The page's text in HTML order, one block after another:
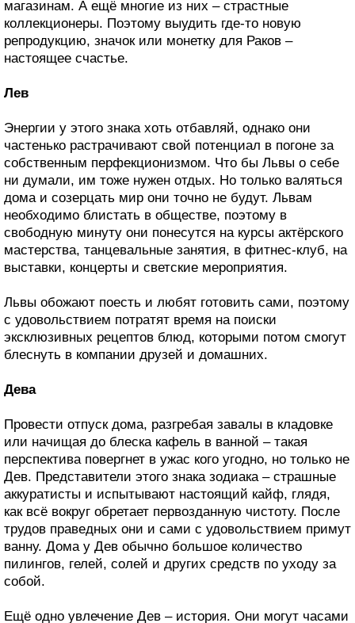
магазинам. А ещё многие из них – страстные
коллекционеры. Поэтому выудить где-то новую
репродукцию, значок или монетку для Раков –
настоящее счастье.
Лев
Энергии у этого знака хоть отбавляй, однако они
частенько растрачивают свой потенциал в погоне за
собственным перфекционизмом. Что бы Львы о себе
ни думали, им тоже нужен отдых. Но только валяться
дома и созерцать мир они точно не будут. Львам
необходимо блистать в обществе, поэтому в
свободную минуту они понесутся на курсы актёрского
мастерства, танцевальные занятия, в фитнес-клуб, на
выставки, концерты и светские мероприятия.
Львы обожают поесть и любят готовить сами, поэтому
с удовольствием потратят время на поиски
эксклюзивных рецептов блюд, которыми потом смогут
блеснуть в компании друзей и домашних.
Дева
Провести отпуск дома, разгребая завалы в кладовке
или начищая до блеска кафель в ванной – такая
перспектива повергнет в ужас кого угодно, но только не
Дев. Представители этого знака зодиака – страшные
аккуратисты и испытывают настоящий кайф, глядя,
как всё вокруг обретает первозданную чистоту. После
трудов праведных они и сами с удовольствием примут
ванну. Дома у Дев обычно большое количество
пилингов, гелей, солей и других средств по уходу за
собой.
Ещё одно увлечение Дев – история. Они могут часами